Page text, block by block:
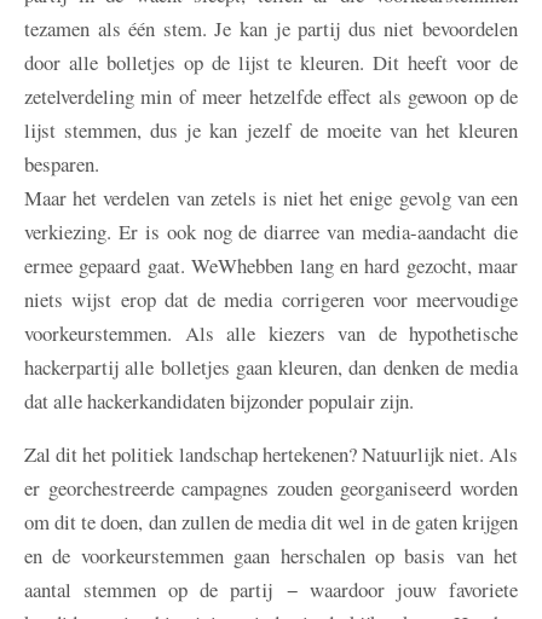
tezamen als één stem. Je kan je partij dus niet bevoordelen
door alle bolletjes op de lijst te kleuren. Dit heeft voor de
zetelverdeling min of meer hetzelfde effect als gewoon op de
lijst stemmen, dus je kan jezelf de moeite van het kleuren
besparen.
Maar het verdelen van zetels is niet het enige gevolg van een
verkiezing. Er is ook nog de diarree van media-aandacht die
ermee gepaard gaat. WeWhebben lang en hard gezocht, maar
niets wijst erop dat de media corrigeren voor meervoudige
voorkeurstemmen. Als alle kiezers van de hypothetische
hackerpartij alle bolletjes gaan kleuren, dan denken de media
dat alle hackerkandidaten bijzonder populair zijn.
Zal dit het politiek landschap hertekenen? Natuurlijk niet. Als
er georchestreerde campagnes zouden georganiseerd worden
om dit te doen, dan zullen de media dit wel in de gaten krijgen
en de voorkeurstemmen gaan herschalen op basis van het
aantal stemmen op de partij − waardoor jouw favoriete